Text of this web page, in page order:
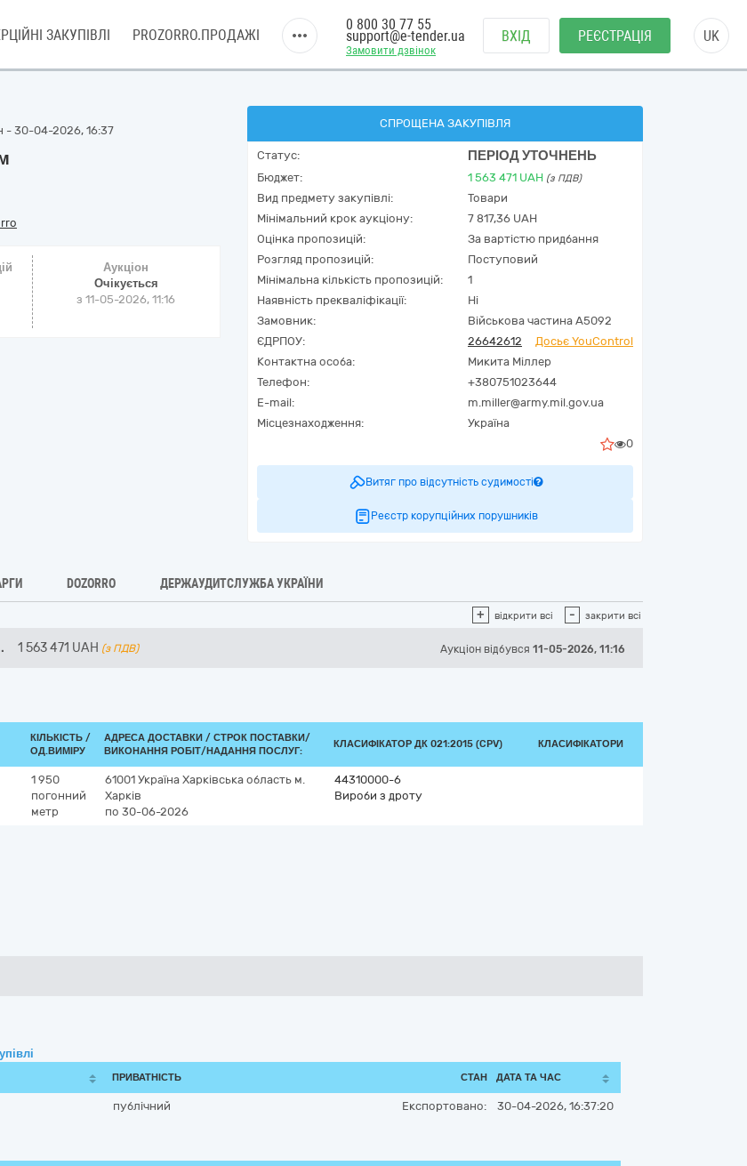
ЗАКУПІВЛІ PROZORRO.ПРОДАЖІ
Замовити дзвінок
0 800 30 77 55
support@e-tender.ua ВХІД РЕЄСТРАЦІЯ UK
- 30-04-2026, 16:37
Аукціон
Очікується
з11-05-2026, 11:16
СПРОЩЕНА ЗАКУПІВЛЯ
Статус: ПЕРІОД УТОЧНЕНЬ
Бюджет: 1 563 471 UAH (з ПДВ)
Вид предмету закупівлі:
Товари
Мінімальний крок аукціону:
7 817,36 UAH
Оцінка пропозицій:
За вартістю придбання
Розгляд пропозицій:
Поступовий
Мінімальна кількість пропозицій:
1
Наявність прекваліфікації:
Ні
Замовник:
Військова частина А5092
ЄДРПОУ:
26642612
Досьє YouControl
Контактна особа:
Микита Міллер
Телефон:
+380751023644
E-mail:
m.miller@army.mil.gov.ua
Місцезнаходження:
Україна
0
Витяг про відсутність судимості
Реєстр корупційних порушників
DOZORRO ДЕРЖАУДИТСЛУЖБА УКРАЇНИ
+ відкрити всі - закрити всі
1 563 471 UAH (з ПДВ) Аукціон відбувся 11-05-2026, 11:16
КІЛЬКІСТЬ /
ОД.ВИМІРУ
АДРЕСА ДОСТАВКИ / СТРОК ПОСТАВКИ/
ВИКОНАННЯ РОБІТ/НАДАННЯ ПОСЛУГ:
КЛАСИФІКАТОР ДК 021:2015 (CPV) КЛАСИФІКАТОРИ
1 950
погонний
метр
61001 Україна Харківська область м.
Харків
по 30-06-2026
44310000-6
Вироби з дроту
ПРИВАТНІСТЬ СТАН ДАТА ТА ЧАС
публічний Експортовано: 30-04-2026, 16:37:20